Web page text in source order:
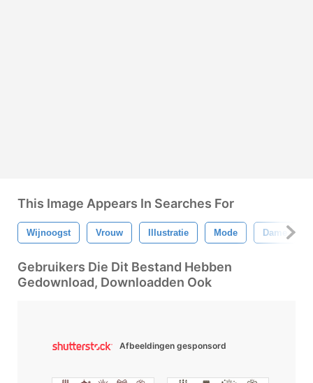
This Image Appears In Searches For
Wijnoogst Vrouw Illustratie Mode Dame
Gebruikers Die Dit Bestand Hebben
Gedownload, Downloadden Ook
Afbeeldingen gesponsord